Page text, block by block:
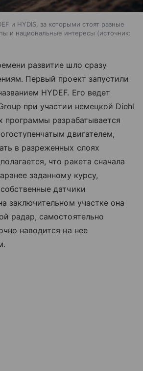
и HYDIS, за которыми стоят разные
и национальные интересы
источник:
развитие шло сразу
Первый проект запустили
HYDEF. Его ведет
при участии немецкой Diehl
программы разрабатывается
двигателем,
в разреженных слоях
что ракета сначала
заданному курсу,
датчики
заключительном участке она
радар, самостоятельно
наводится на нее